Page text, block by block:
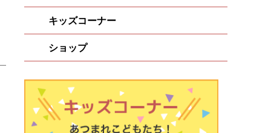
キッズコーナー
ショップ